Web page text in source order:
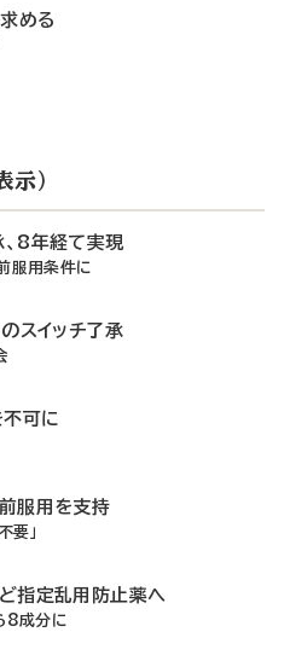
める
示）
、8年経て実現
服用条件に
スイッチ了承
可に
服用を支持
要」
指定乱用防止薬へ
8成分に